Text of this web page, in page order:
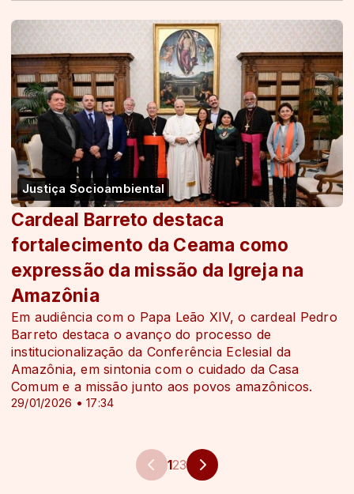
Justiça Socioambiental
29/01/2026 • 17:34
Cardeal Barreto destaca
fortalecimento da Ceama como
expressão da missão da Igreja na
Amazônia
Em audiência com o Papa Leão XIV, o cardeal Pedro
Barreto destaca o avanço do processo de
institucionalização da Conferência Eclesial da
Amazônia, em sintonia com o cuidado da Casa
Comum e a missão junto aos povos amazônicos.
123